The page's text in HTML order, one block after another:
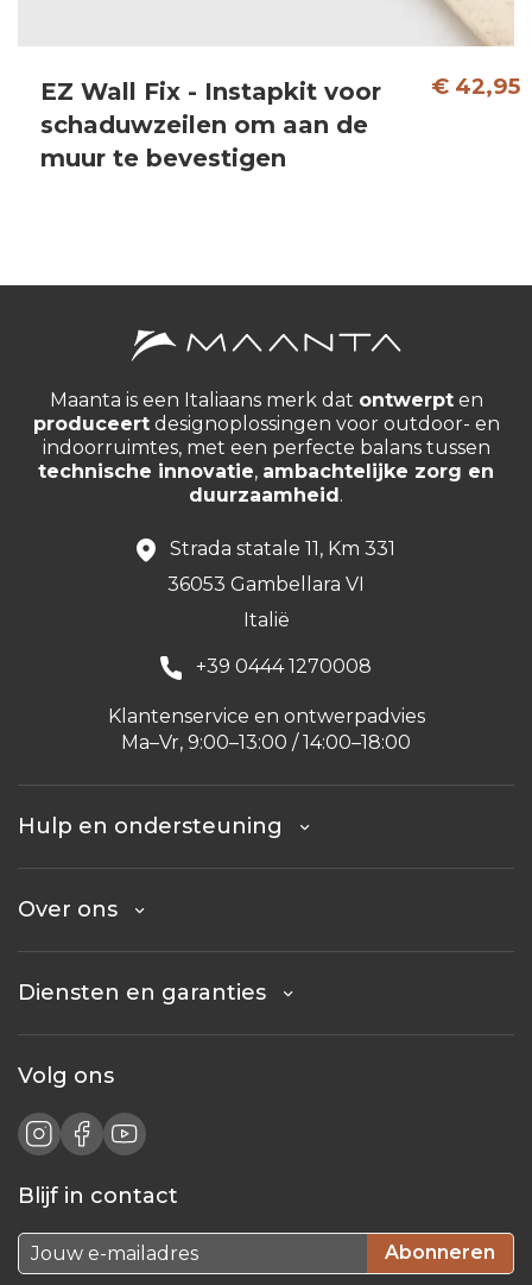
EZ Wall Fix - Instapkit voor
schaduwzeilen om aan de
muur te bevestigen
€ 42,95
Maanta is een Italiaans merk dat ontwerpten
produceertdesignoplossingen voor outdoor- en
indoorruimtes, met een perfecte balans tussen
technische innovatie, ambachtelijke zorg en
duurzaamheid.
Strada statale 11, Km 331
36053 Gambellara VI
Italië
+39 0444 1270008
Klantenservice en ontwerpadvies
Ma–Vr, 9:00–13:00 / 14:00–18:00
Hulp en ondersteuning
Over ons
Diensten en garanties
Volg ons
Blijf in contact
Abonneren